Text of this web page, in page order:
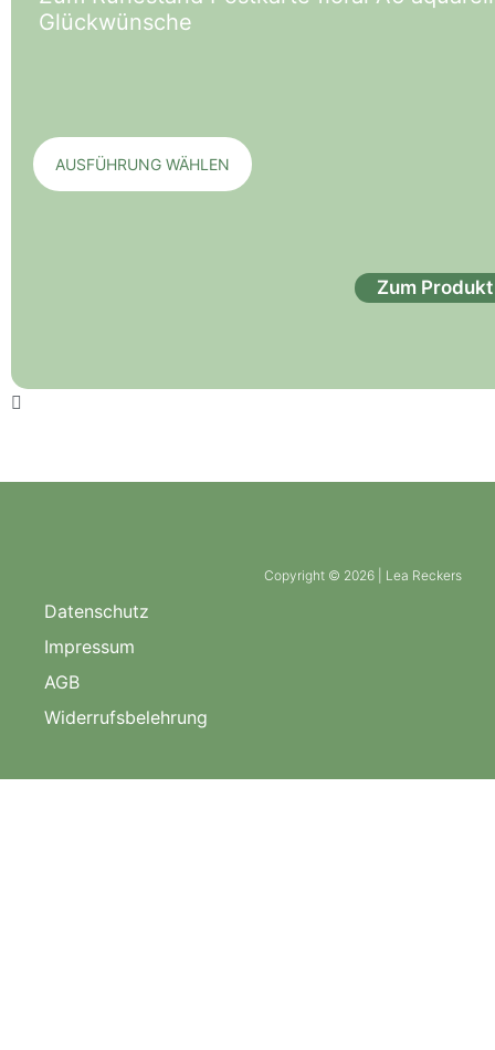
Glückwünsche
AUSFÜHRUNG WÄHLEN
Zum Produkt
Copyright © 2026 | Lea Reckers
Datenschutz
Impressum
AGB
Widerrufsbelehrung